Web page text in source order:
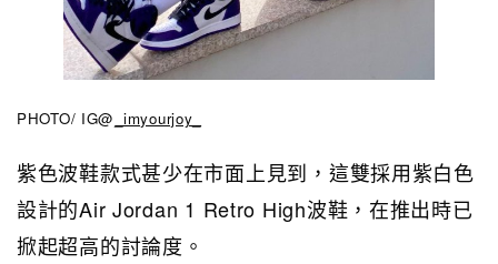
PHOTO/ IG@ _imyourjoy_
紫色波鞋款式甚少在市面上見到，這雙採用紫白色
設計的Air Jordan 1 Retro High波鞋，在推出時已
掀起超高的討論度。